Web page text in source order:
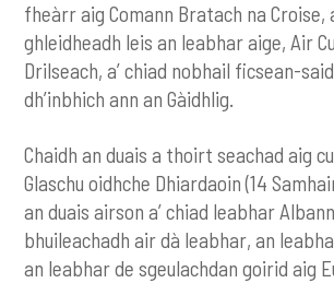
fheàrr aig Comann Bratach na Croise,
ghleidheadh leis an leabhar aige, Air
Drilseach, a’ chiad nobhail ficsean-
dh’inbhich ann an Gàidhlig.
Chaidh an duais a thoirt seachad aig
Glaschu oidhche Dhiardaoin (14
an duais airson a’ chiad leabhar
bhuileachadh air dà leabhar, an
an leabhar de sgeulachdan goirid aig